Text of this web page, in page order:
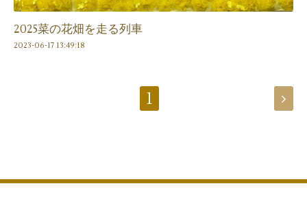
2025菜の花畑を走る列車
2023-06-17 13:49:18
1